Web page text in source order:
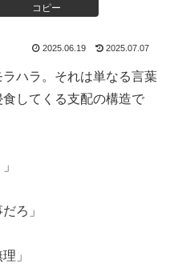
コピー
2025.06.19 2025.07.07
ハラ。それは単なる言葉
してくる支配の構造で
ろ」
」